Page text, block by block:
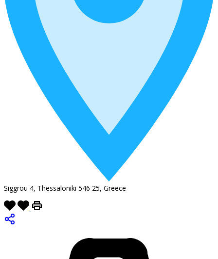
Siggrou 4, Thessaloniki 546 25, Greece